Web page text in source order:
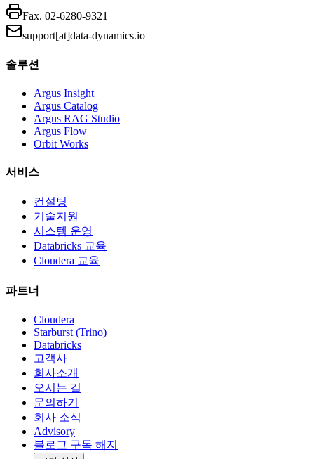
Fax. 02-6280-9321
support[at]data-dynamics.io
솔루션
Argus Insight
Argus Catalog
Argus RAG Studio
Argus Flow
Orbit Works
서비스
컨설팅
기술지원
시스템 운영
Databricks 교육
Cloudera 교육
파트너
Cloudera
Starburst (Trino)
Databricks
고객사
회사소개
오시는 길
문의하기
회사 소식
Advisory
블로그 구독 해지